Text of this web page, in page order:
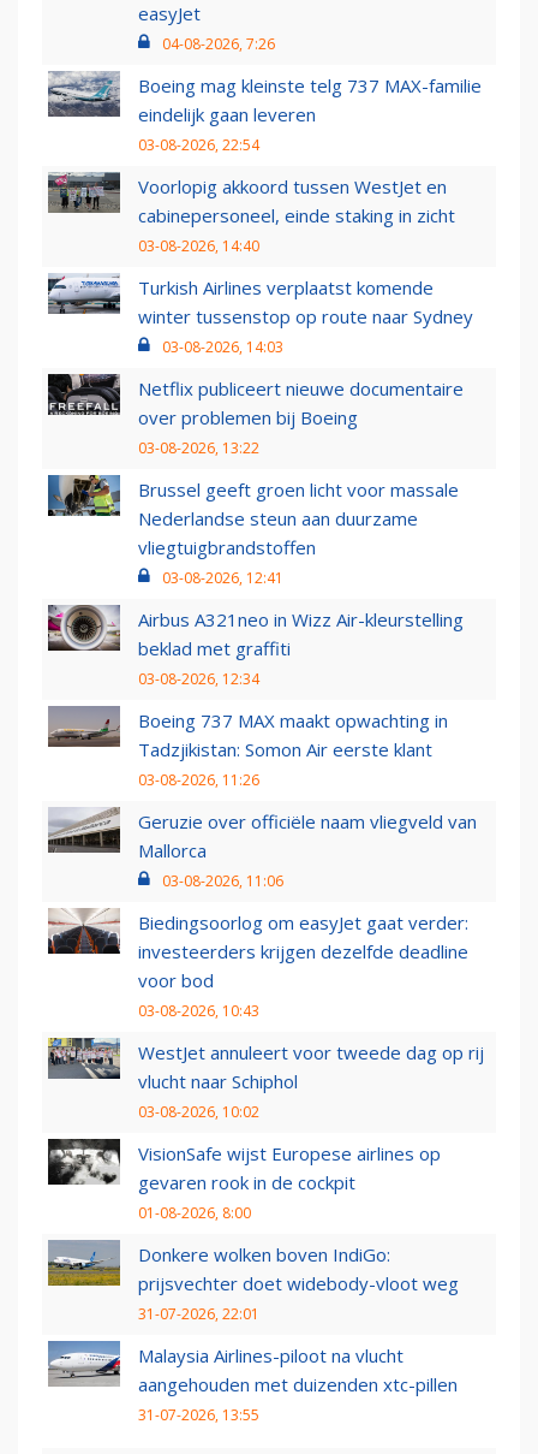
easyJet
04-08-2026, 7:26
Boeing mag kleinste telg 737 MAX-familie
eindelijk gaan leveren
03-08-2026, 22:54
Voorlopig akkoord tussen WestJet en
cabinepersoneel, einde staking in zicht
03-08-2026, 14:40
Turkish Airlines verplaatst komende
winter tussenstop op route naar Sydney
03-08-2026, 14:03
Netflix publiceert nieuwe documentaire
over problemen bij Boeing
03-08-2026, 13:22
Brussel geeft groen licht voor massale
Nederlandse steun aan duurzame
vliegtuigbrandstoffen
03-08-2026, 12:41
Airbus A321neo in Wizz Air-kleurstelling
beklad met graffiti
03-08-2026, 12:34
Boeing 737 MAX maakt opwachting in
Tadzjikistan: Somon Air eerste klant
03-08-2026, 11:26
Geruzie over officiële naam vliegveld van
Mallorca
03-08-2026, 11:06
Biedingsoorlog om easyJet gaat verder:
investeerders krijgen dezelfde deadline
voor bod
03-08-2026, 10:43
WestJet annuleert voor tweede dag op rij
vlucht naar Schiphol
03-08-2026, 10:02
VisionSafe wijst Europese airlines op
gevaren rook in de cockpit
01-08-2026, 8:00
Donkere wolken boven IndiGo:
prijsvechter doet widebody-vloot weg
31-07-2026, 22:01
Malaysia Airlines-piloot na vlucht
aangehouden met duizenden xtc-pillen
31-07-2026, 13:55